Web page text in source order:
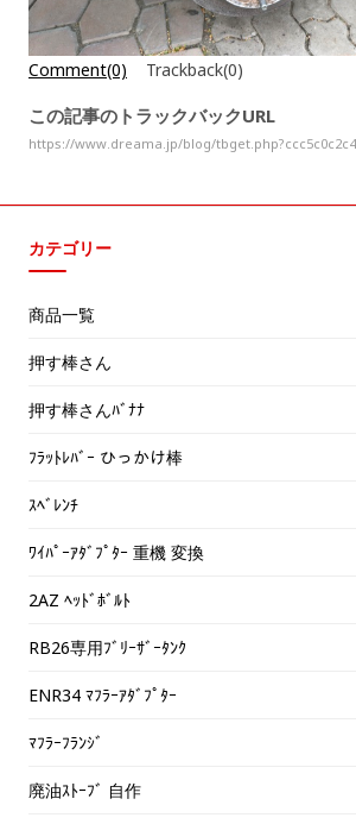
Comment(0) Trackback(0)
この記事のトラックバックURL
https://www.dreama.jp/blog/
カテゴリー
商品一覧
押す棒さん
押す棒さんﾊﾞﾅﾅ
ﾌﾗｯﾄﾚﾊﾞｰ ひっかけ棒
ｽﾍﾞﾚﾝﾁ
ﾜｲﾊﾟｰｱﾀﾞﾌﾟﾀｰ 重機 変換
2AZ ﾍｯﾄﾞﾎﾞﾙﾄ
RB26専用ﾌﾞﾘｰｻﾞｰﾀﾝｸ
ENR34 ﾏﾌﾗｰｱﾀﾞﾌﾟﾀｰ
ﾏﾌﾗｰﾌﾗﾝｼﾞ
廃油ｽﾄｰﾌﾞ 自作